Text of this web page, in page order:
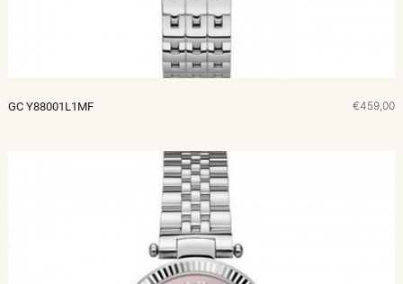
GC Y88001L1MF €459,00